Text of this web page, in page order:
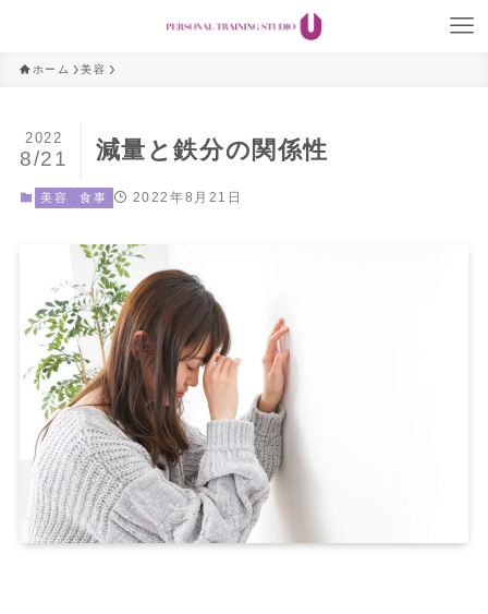
ホーム 美容
減量と鉄分の関係性
2022
8/21
美容 食事 2022年8月21日